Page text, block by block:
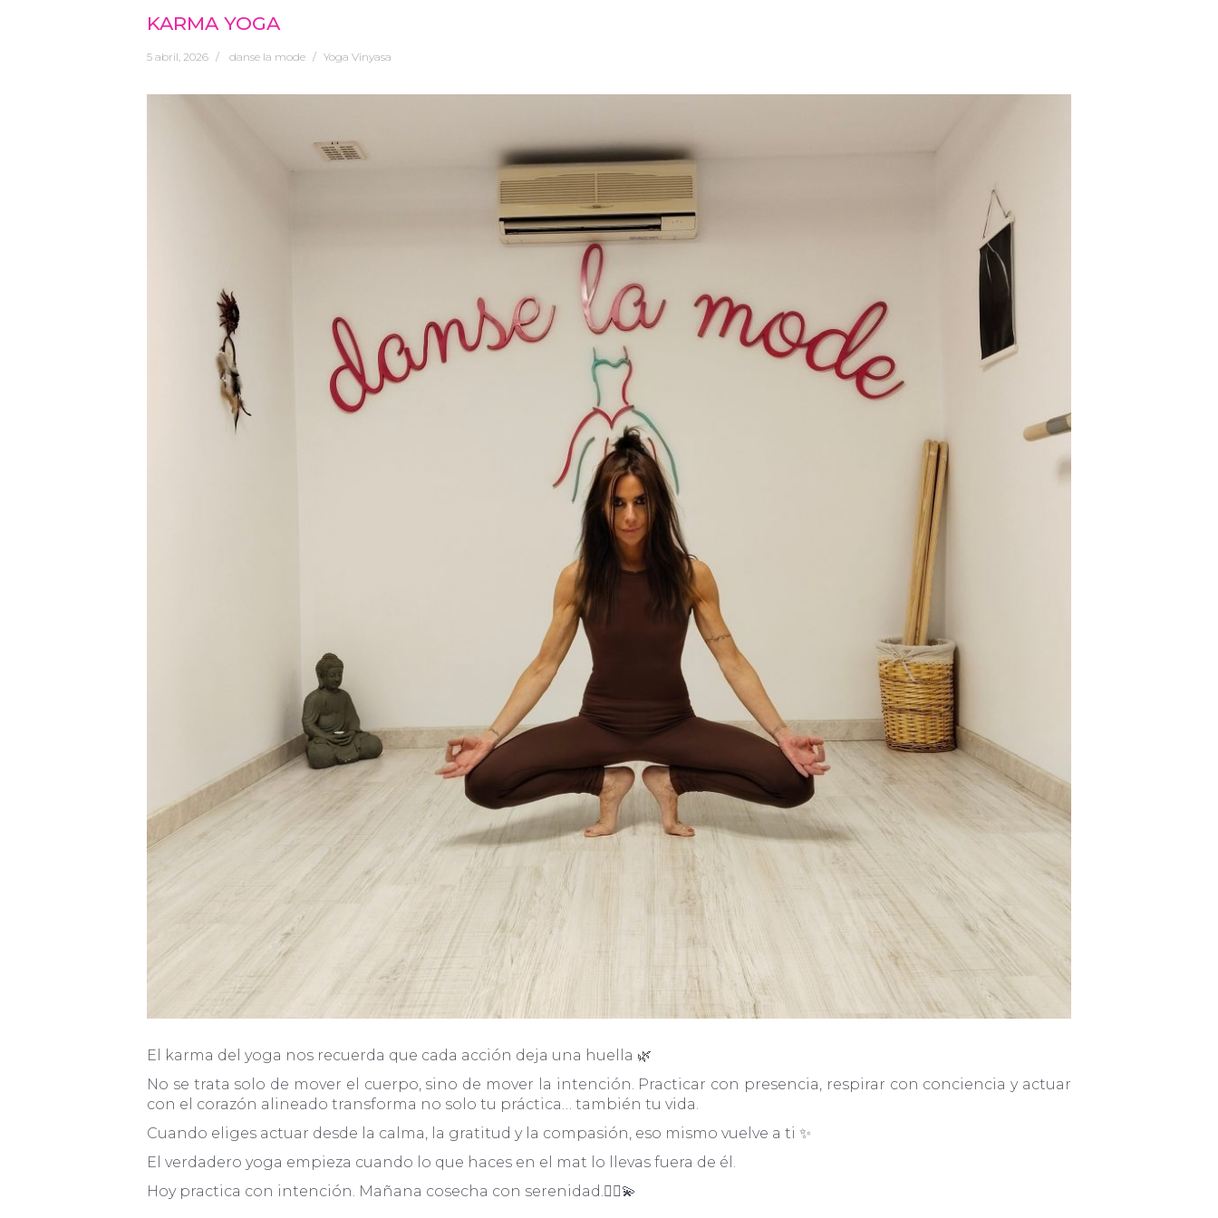
KARMA YOGA
5 abril, 2026 danse la mode Yoga Vinyasa
El karma del yoga nos recuerda que cada acción deja una huella 🌿
No se trata solo de mover el cuerpo, sino de mover la intención. Practicar con presencia, respirar con conciencia y actuar
con el corazón alineado transforma no solo tu práctica… también tu vida.
Cuando eliges actuar desde la calma, la gratitud y la compasión, eso mismo vuelve a ti ✨
El verdadero yoga empieza cuando lo que haces en el mat lo llevas fuera de él.
Hoy practica con intención. Mañana cosecha con serenidad.🧘‍♀️💫